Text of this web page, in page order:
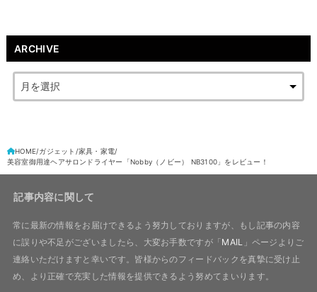
ARCHIVE
HOME ガジェット
家具・家電
美容室御用達ヘアサロンドライヤー「Nobby（ノビー） NB3100」をレビュー！
記事内容に関して
常に最新の情報をお届けできるよう努力しておりますが、もし記事の内容
に誤りや不足がございましたら、大変お手数ですが「MAIL 」ページよりご
連絡いただけますと幸いです。皆様からのフィードバックを真摯に受け止
め、より正確で充実した情報を提供できるよう努めてまいります。